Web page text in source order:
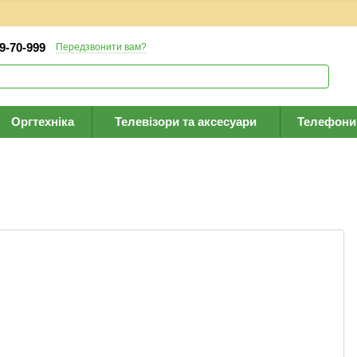
70-999 Передзвонити вам?
Оргтехніка Телевізори та аксесуари Телефони